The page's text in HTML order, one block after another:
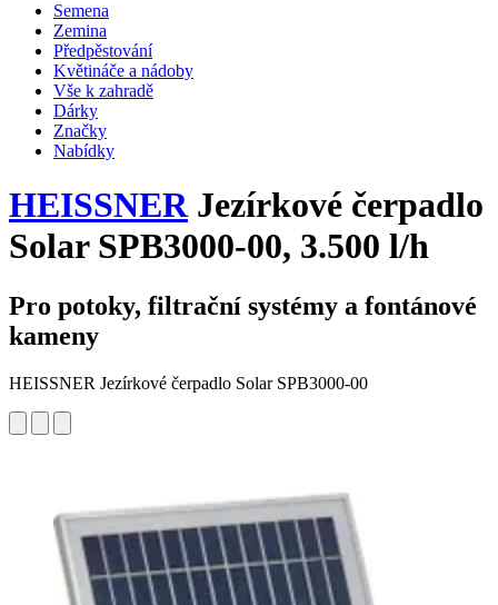
Semena
Zemina
Předpěstování
Květináče a nádoby
Vše k zahradě
Dárky
Značky
Nabídky
HEISSNERJezírkové čerpadlo
Solar SPB3000-00, 3.500 l/h
Pro potoky, filtrační systémy a fontánové
kameny
HEISSNER Jezírkové čerpadlo Solar SPB3000-00